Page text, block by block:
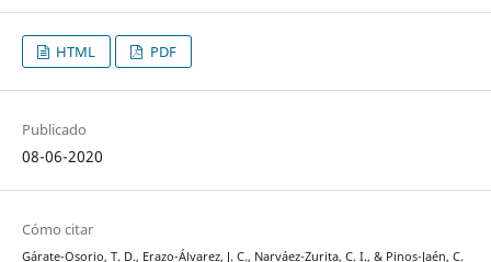
HTML PDF
Publicado
08-06-2020
Cómo citar
Gárate-Osorio, T. D., Erazo-Álvarez, J. C., Narváez-Zurita, C. I., & Pinos-Jaén, C.